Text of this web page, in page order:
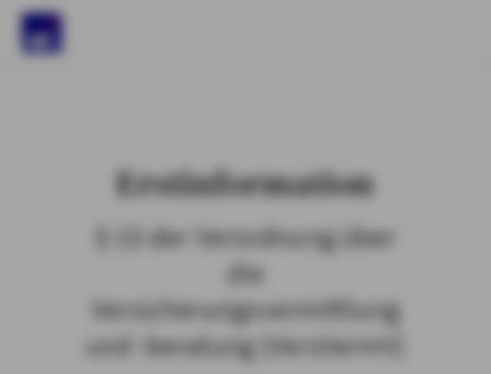
Erstinformation
§ 15 der Verordnung über
die
Versicherungsvermittlung
und -beratung (VersVermV)